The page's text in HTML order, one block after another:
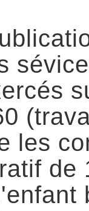
les
de